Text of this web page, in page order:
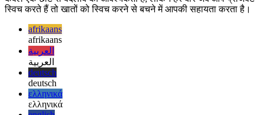
और हम पहले ही इस लेख के अंत तक पहुँच चुके हैं। जैसा कि आप देख सकते
हैं, प्रत्येक प्रोजेक्ट के लिए एक अलग उपयोगकर्ता का उपयोग करना वास्तव में
केवल एक छोटे से बदलाव की आवश्यकता है, लेकिन हर बार जब आप प्रोजेक्ट
स्विच करते हैं तो खातों को स्विच करने से बचने में आपकी सहायता करता है।
afrikaans
afrikaans
العربية
العربية
deutsch
deutsch